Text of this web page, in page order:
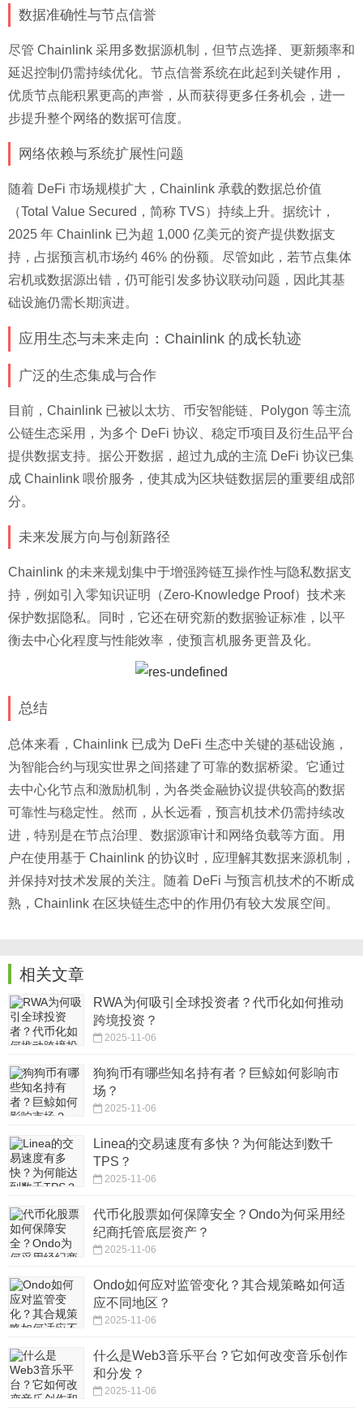
数据准确性与节点信誉
尽管 Chainlink 采用多数据源机制，但节点选择、更新频率和
延迟控制仍需持续优化。节点信誉系统在此起到关键作用，
优质节点能积累更高的声誉，从而获得更多任务机会，进一
步提升整个网络的数据可信度。
网络依赖与系统扩展性问题
随着 DeFi 市场规模扩大，Chainlink 承载的数据总价值
（Total Value Secured，简称 TVS）持续上升。据统计，
2025 年 Chainlink 已为超 1,000 亿美元的资产提供数据支
持，占据预言机市场约 46% 的份额。尽管如此，若节点集体
宕机或数据源出错，仍可能引发多协议联动问题，因此其基
础设施仍需长期演进。
应用生态与未来走向：Chainlink 的成长轨迹
广泛的生态集成与合作
目前，Chainlink 已被以太坊、币安智能链、Polygon 等主流
公链生态采用，为多个 DeFi 协议、稳定币项目及衍生品平台
提供数据支持。据公开数据，超过九成的主流 DeFi 协议已集
成 Chainlink 喂价服务，使其成为区块链数据层的重要组成部
分。
未来发展方向与创新路径
Chainlink 的未来规划集中于增强跨链互操作性与隐私数据支
持，例如引入零知识证明（Zero-Knowledge Proof）技术来
保护数据隐私。同时，它还在研究新的数据验证标准，以平
衡去中心化程度与性能效率，使预言机服务更普及化。
总结
总体来看，Chainlink 已成为 DeFi 生态中关键的基础设施，
为智能合约与现实世界之间搭建了可靠的数据桥梁。它通过
去中心化节点和激励机制，为各类金融协议提供较高的数据
可靠性与稳定性。然而，从长远看，预言机技术仍需持续改
进，特别是在节点治理、数据源审计和网络负载等方面。用
户在使用基于 Chainlink 的协议时，应理解其数据来源机制，
并保持对技术发展的关注。随着 DeFi 与预言机技术的不断成
熟，Chainlink 在区块链生态中的作用仍有较大发展空间。
相关文章
RWA为何吸引全球投资者？代币化如何推动
跨境投资？
2025-11-06
狗狗币有哪些知名持有者？巨鲸如何影响市
场？
2025-11-06
Linea的交易速度有多快？为何能达到数千
TPS？
2025-11-06
代币化股票如何保障安全？Ondo为何采用经
纪商托管底层资产？
2025-11-06
Ondo如何应对监管变化？其合规策略如何适
应不同地区？
2025-11-06
什么是Web3音乐平台？它如何改变音乐创作
和分发？
2025-11-06